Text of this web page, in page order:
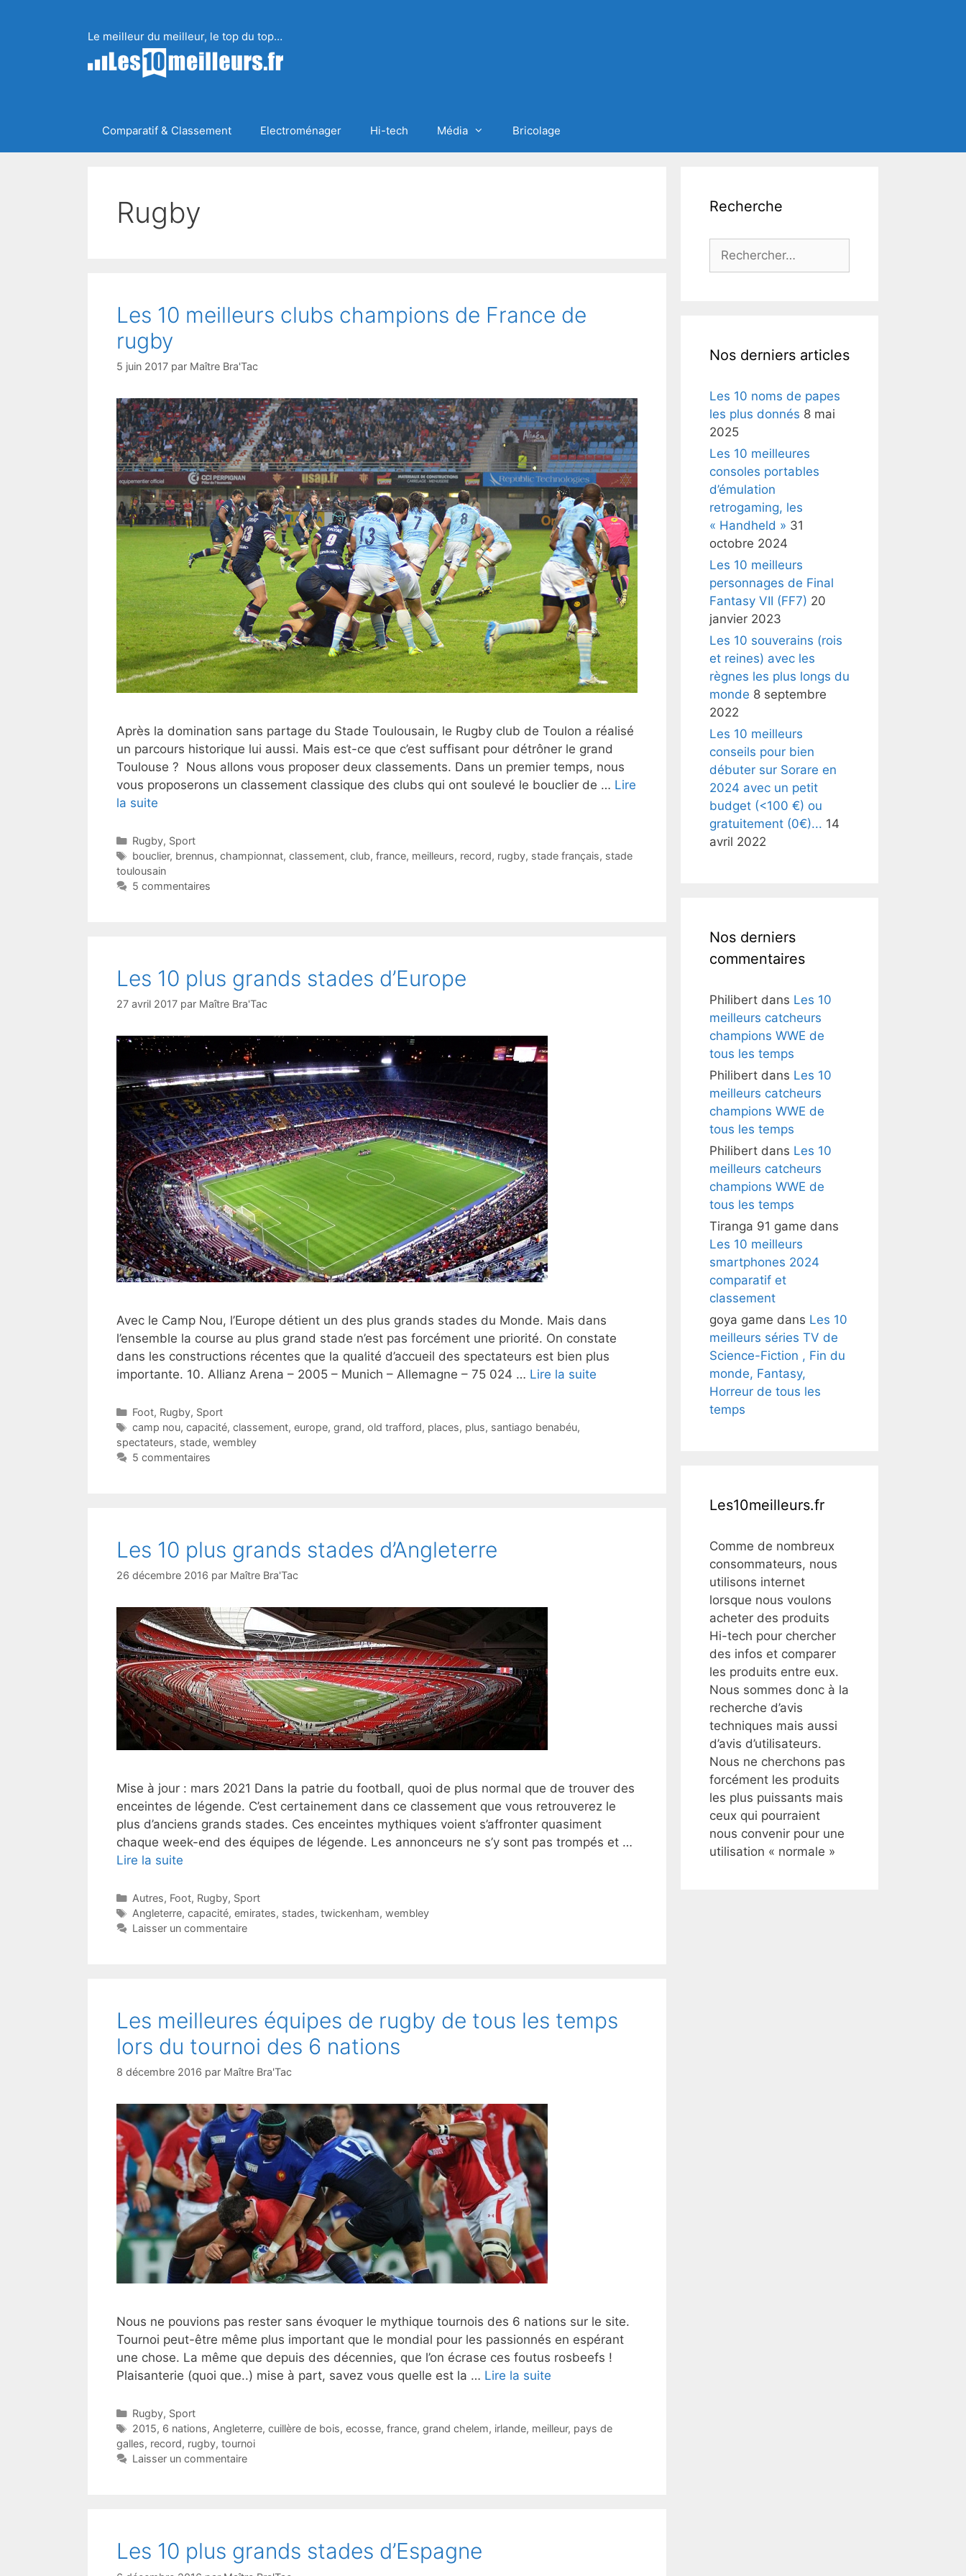
Le meilleur du meilleur, le top du top…
Comparatif & Classement Electroménager Hi-tech Média Bricolage
Rugby
Les 10 meilleurs clubs champions de France de
rugby
5 juin 2017 par Maître Bra'Tac
Après la domination sans partage du Stade Toulousain, le Rugby club de Toulon a réalisé
un parcours historique lui aussi. Mais est-ce que c’est suffisant pour détrôner le grand
Toulouse ? Nous allons vous proposer deux classements. Dans un premier temps, nous
vous proposerons un classement classique des clubs qui ont soulevé le bouclier de … Lire
la suite
Catégories
Rugby, Sport
Étiquettes
bouclier, brennus, championnat, classement, club, france, meilleurs, record, rugby, stade français, stade
toulousain
5 commentaires
Les 10 plus grands stades d’Europe
27 avril 2017 par Maître Bra'Tac
Avec le Camp Nou, l’Europe détient un des plus grands stades du Monde. Mais dans
l’ensemble la course au plus grand stade n’est pas forcément une priorité. On constate
dans les constructions récentes que la qualité d’accueil des spectateurs est bien plus
importante. 10. Allianz Arena – 2005 – Munich – Allemagne – 75 024 … Lire la suite
Catégories
Foot, Rugby, Sport
Étiquettes
camp nou, capacité, classement, europe, grand, old trafford, places, plus, santiago benabéu,
spectateurs, stade, wembley
5 commentaires
Les 10 plus grands stades d’Angleterre
26 décembre 2016 par Maître Bra'Tac
Mise à jour : mars 2021 Dans la patrie du football, quoi de plus normal que de trouver des
enceintes de légende. C’est certainement dans ce classement que vous retrouverez le
plus d’anciens grands stades. Ces enceintes mythiques voient s’affronter quasiment
chaque week-end des équipes de légende. Les annonceurs ne s’y sont pas trompés et …
Lire la suite
Catégories
Autres, Foot, Rugby, Sport
Étiquettes
Angleterre, capacité, emirates, stades, twickenham, wembley
Laisser un commentaire
Les meilleures équipes de rugby de tous les temps
lors du tournoi des 6 nations
8 décembre 2016 par Maître Bra'Tac
Nous ne pouvions pas rester sans évoquer le mythique tournois des 6 nations sur le site.
Tournoi peut-être même plus important que le mondial pour les passionnés en espérant
une chose. La même que depuis des décennies, que l’on écrase ces foutus rosbeefs !
Plaisanterie (quoi que..) mise à part, savez vous quelle est la … Lire la suite
Catégories
Rugby, Sport
Étiquettes
2015, 6 nations, Angleterre, cuillère de bois, ecosse, france, grand chelem, irlande, meilleur, pays de
galles, record, rugby, tournoi
Laisser un commentaire
Les 10 plus grands stades d’Espagne
Recherche
Rechercher :
Nos derniers articles
Les 10 noms de papes
les plus donnés 8 mai
2025
Les 10 meilleures
consoles portables
d’émulation
retrogaming, les
« Handheld » 31
octobre 2024
Les 10 meilleurs
personnages de Final
Fantasy VII (FF7) 20
janvier 2023
Les 10 souverains (rois
et reines) avec les
règnes les plus longs du
monde 8 septembre
2022
Les 10 meilleurs
conseils pour bien
débuter sur Sorare en
2024 avec un petit
budget (<100 €) ou
gratuitement (0€)... 14
avril 2022
Nos derniers
commentaires
Philibert dans Les 10
meilleurs catcheurs
champions WWE de
tous les temps
Philibert dans Les 10
meilleurs catcheurs
champions WWE de
tous les temps
Philibert dans Les 10
meilleurs catcheurs
champions WWE de
tous les temps
Tiranga 91 game dans
Les 10 meilleurs
smartphones 2024
comparatif et
classement
goya game dans Les 10
meilleurs séries TV de
Science-Fiction , Fin du
monde, Fantasy,
Horreur de tous les
temps
Les10meilleurs.fr
Comme de nombreux
consommateurs, nous
utilisons internet
lorsque nous voulons
acheter des produits
Hi-tech pour chercher
des infos et comparer
les produits entre eux.
Nous sommes donc à la
recherche d’avis
techniques mais aussi
d’avis d’utilisateurs.
Nous ne cherchons pas
forcément les produits
les plus puissants mais
ceux qui pourraient
nous convenir pour une
utilisation « normale »